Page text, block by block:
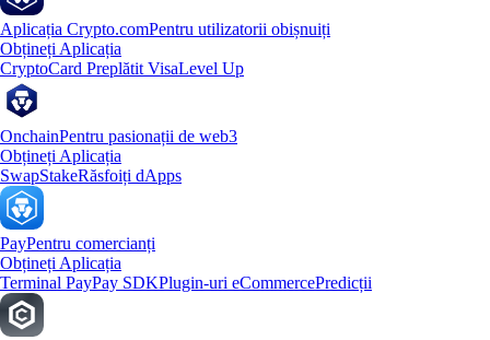
Aplicația Crypto.comPentru utilizatorii obișnuiți
Obțineți Aplicația
CryptoCard Preplătit VisaLevel Up
OnchainPentru pasionații de web3
Obțineți Aplicația
SwapStakeRăsfoiți dApps
PayPentru comercianți
Obțineți Aplicația
Terminal PayPay SDKPlugin-uri eCommercePredicții